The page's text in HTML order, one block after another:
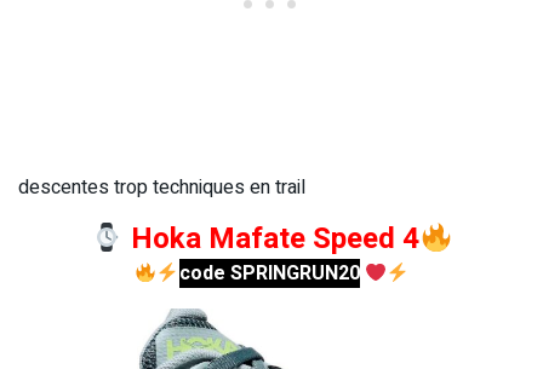
descentes trop techniques en trail
Hoka Mafate Speed 4
code SPRINGRUN20